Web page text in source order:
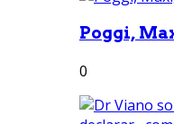
Poggi,
0